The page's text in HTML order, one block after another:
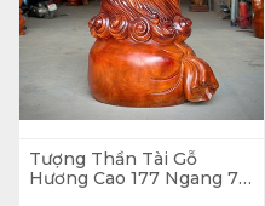
Tượng Thần Tài Gỗ
Hương Cao 177 Ngang 77